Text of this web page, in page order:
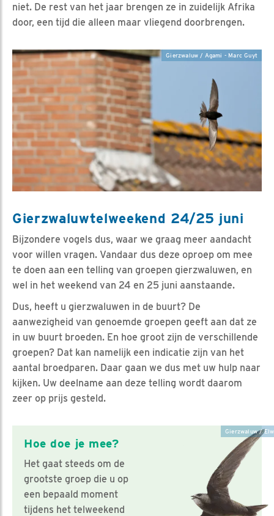
niet. De rest van het jaar brengen ze in zuidelijk Afrika
door, een tijd die alleen maar vliegend doorbrengen.
Gierzwaluw / Agami - Marc Guyt
Gierzwaluwtelweekend 24/25 juni
Bijzondere vogels dus, waar we graag meer aandacht
voor willen vragen. Vandaar dus deze oproep om mee
te doen aan een telling van groepen gierzwaluwen, en
wel in het weekend van 24 en 25 juni aanstaande.
Dus, heeft u gierzwaluwen in de buurt? De
aanwezigheid van genoemde groepen geeft aan dat ze
in uw buurt broeden. En hoe groot zijn de verschillende
groepen? Dat kan namelijk een indicatie zijn van het
aantal broedparen. Daar gaan we dus met uw hulp naar
kijken. Uw deelname aan deze telling wordt daarom
zeer op prijs gesteld.
Gierzwaluw /
Hoe doe je mee?
Het gaat steeds om de
grootste groep die u op
een bepaald moment
tijdens het telweekend